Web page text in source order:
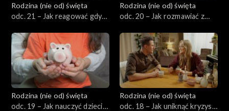
Rodzina (nie od) święta
odc. 21 – Jak reagować gdy
Rodzina (nie od) święta
odc. 20 – Jak rozmawiać z
trudnych sprawach
duchowych?
Rodzina (nie od) święta
odc. 19 – Jak nauczyć dzieci
Rodzina (nie od) święta
odc. 18 – Jak uniknąć kryzysu